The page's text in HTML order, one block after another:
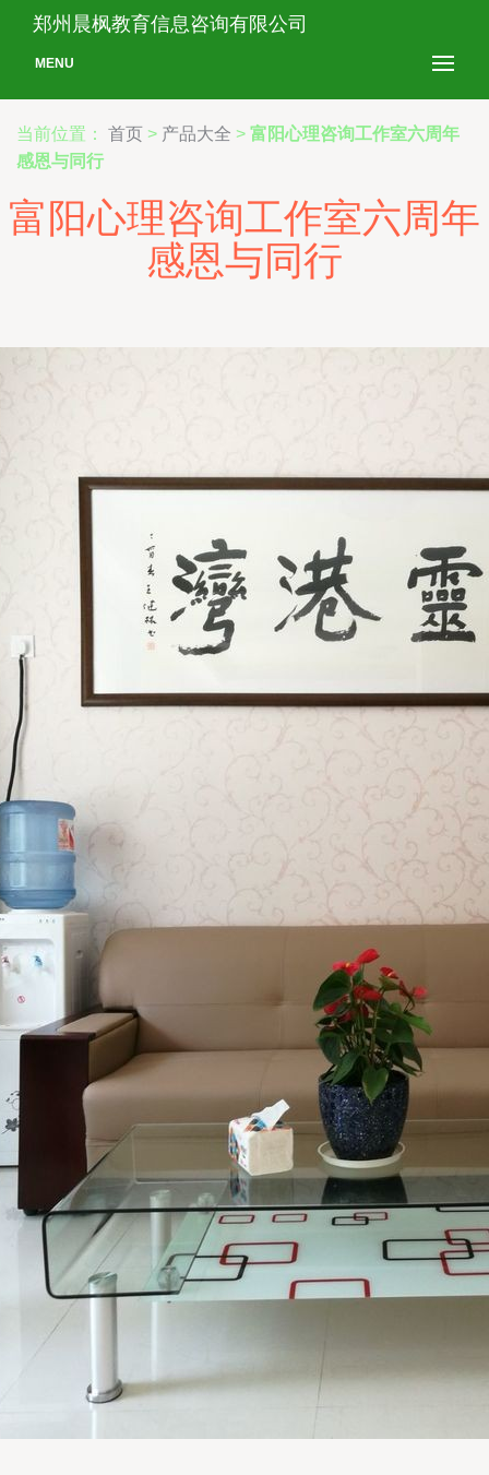
郑州晨枫教育信息咨询有限公司
MENU
当前位置： 首页 > 产品大全 > 富阳心理咨询工作室六周年
感恩与同行
富阳心理咨询工作室六周年
感恩与同行